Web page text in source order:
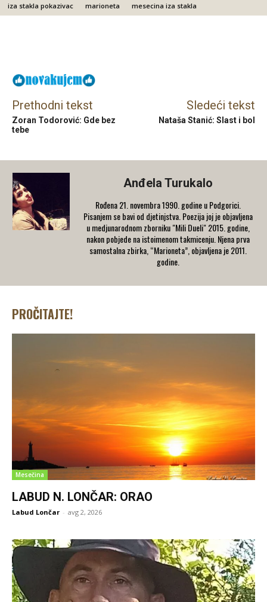
iza stakla pokazivac
marioneta mesecina iza stakla
Prethodni tekst
Zoran Todorović: Gde bez
tebe
Sledeći tekst
Nataša Stanić: Slast i bol
Anđela Turukalo
Rođena 21. novembra 1990. godine u Podgorici.
Pisanjem se bavi od djetinjstva. Poezija joj je objavljena
u medjunarodnom zborniku "Mili Dueli" 2015. godine,
nakon pobjede na istoimenom takmicenju. Njena prva
samostalna zbirka, “Marioneta”, objavljena je 2011.
godine.
PROČITAJTE!
Mesečina
LABUD N. LONČAR: ORAO
Labud Lončar - avg 2, 2026